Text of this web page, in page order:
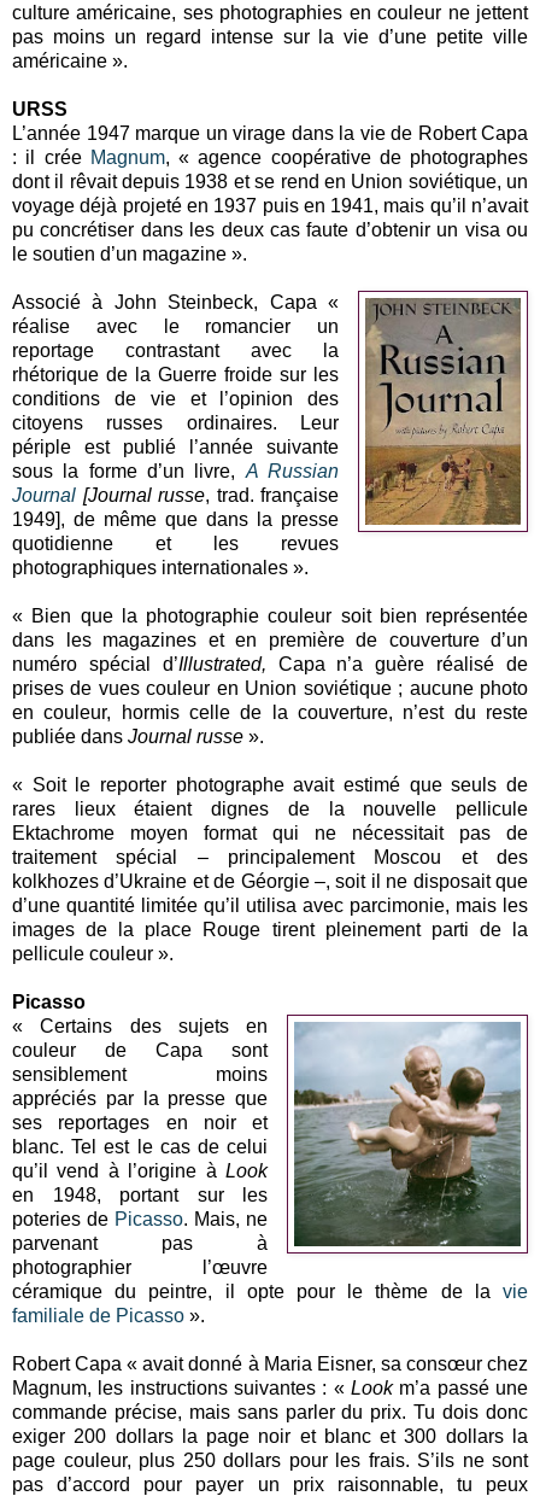
culture américaine, ses photographies en couleur ne jettent
pas moins un regard intense sur la vie d’une petite ville
américaine ».
URSS
L’année 1947 marque un virage dans la vie de Robert Capa
: il crée Magnum, « agence coopérative de photographes
dont il rêvait depuis 1938 et se rend en Union soviétique, un
voyage déjà projeté en 1937 puis en 1941, mais qu’il n’avait
pu concrétiser dans les deux cas faute d’obtenir un visa ou
le soutien d’un magazine ».
Associé à John Steinbeck, Capa «
réalise avec le romancier un
reportage contrastant avec la
rhétorique de la Guerre froide sur les
conditions de vie et l’opinion des
citoyens russes ordinaires. Leur
périple est publié l’année suivante
sous la forme d’un livre, A Russian
Journal [Journal russe, trad. française
1949], de même que dans la presse
quotidienne et les revues
photographiques internationales ».
« Bien que la photographie couleur soit bien représentée
dans les magazines et en première de couverture d’un
numéro spécial d’Illustrated, Capa n’a guère réalisé de
prises de vues couleur en Union soviétique ; aucune photo
en couleur, hormis celle de la couverture, n’est du reste
publiée dans Journal russe ».
« Soit le reporter photographe avait estimé que seuls de
rares lieux étaient dignes de la nouvelle pellicule
Ektachrome moyen format qui ne nécessitait pas de
traitement spécial – principalement Moscou et des
kolkhozes d’Ukraine et de Géorgie –, soit il ne disposait que
d’une quantité limitée qu’il utilisa avec parcimonie, mais les
images de la place Rouge tirent pleinement parti de la
pellicule couleur ».
Picasso
« Certains des sujets en
couleur de Capa sont
sensiblement moins
appréciés par la presse que
ses reportages en noir et
blanc. Tel est le cas de celui
qu’il vend à l’origine àLook
en 1948, portant sur les
poteries de Picasso. Mais, ne
parvenant pas à
photographier l’œuvre
céramique du peintre, il opte pour le thème de la vie
familiale de Picasso ».
Robert Capa « avait donné à Maria Eisner, sa consœur chez
Magnum, les instructions suivantes : « Look m’a passé une
commande précise, mais sans parler du prix. Tu dois donc
exiger 200 dollars la page noir et blanc et 300 dollars la
page couleur, plus 250 dollars pour les frais. S’ils ne sont
pas d’accord pour payer un prix raisonnable, tu peux